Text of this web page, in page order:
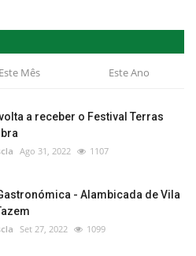
Este Mês Este Ano
a receber o Festival Terras
Ago 31, 2022 1107
- Alambicada de Vila
Set 27, 2022 1099